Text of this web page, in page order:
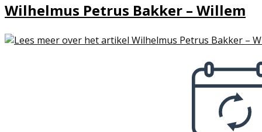
Wilhelmus Petrus Bakker – Willem